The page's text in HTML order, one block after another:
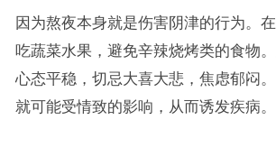
因为熬夜本身就是伤害阴津的行为。
吃蔬菜水果，避免辛辣烧烤类的食物
心态平稳，切忌大喜大悲，焦虑郁闷
就可能受情致的影响，从而诱发疾病。